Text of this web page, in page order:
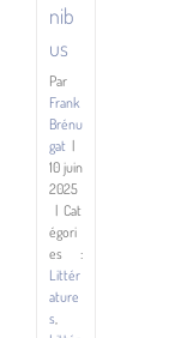
nib
us
Par
Frank
Brénu
gat |
10 juin
2025
| Cat
égori
es :
Littér
ature
s,